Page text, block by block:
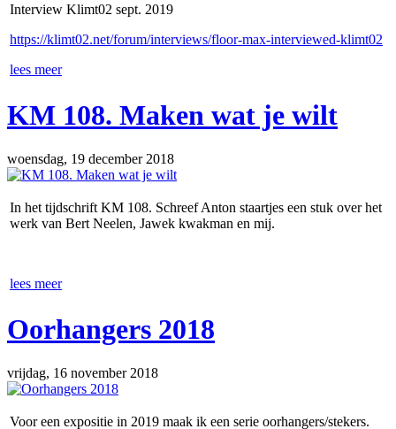
Interview Klimt02 sept. 2019
https://klimt02.net/forum/interviews/floor-max-interviewed-klimt02
lees meer
KM 108. Maken wat je wilt
woensdag, 19 december 2018
In het tijdschrift KM 108. Schreef Anton staartjes een stuk over het
werk van Bert Neelen, Jawek kwakman en mij.
lees meer
Oorhangers 2018
vrijdag, 16 november 2018
Voor een expositie in 2019 maak ik een serie oorhangers/stekers.